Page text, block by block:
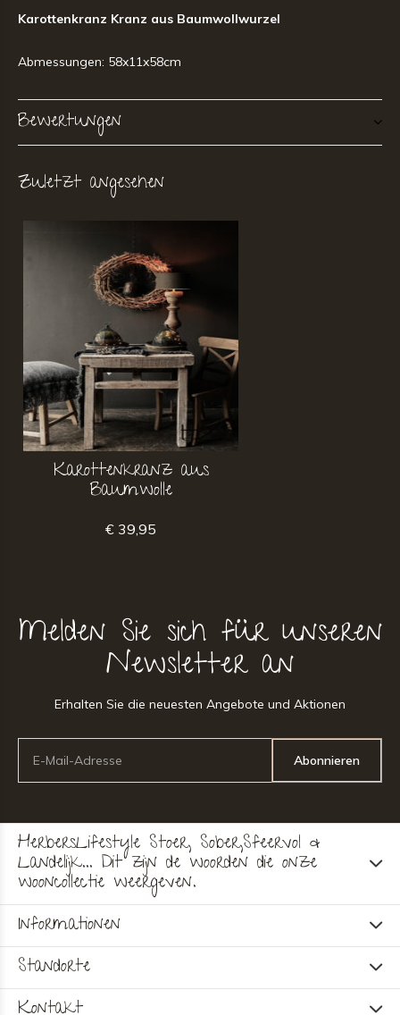
Karottenkranz Kranz aus Baumwollwurzel
Abmessungen: 58x11x58cm
Bewertungen
Zuletzt angesehen
Karottenkranz aus
Baumwolle
€ 39,95
Melden Sie sich für unseren
Newsletter an
Erhalten Sie die neuesten Angebote und Aktionen
Abonnieren
HerbersLifestyle Stoer, Sober,Sfeervol &
Landelijk... Dit zijn de woorden die onze
wooncollectie weergeven.
Informationen
Standorte